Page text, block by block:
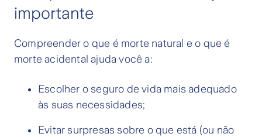
importante
Compreender o que é morte natural e o que é
morte acidental ajuda você a:
Escolher o seguro de vida mais adequado
às suas necessidades;
Evitar surpresas sobre o que está (ou não